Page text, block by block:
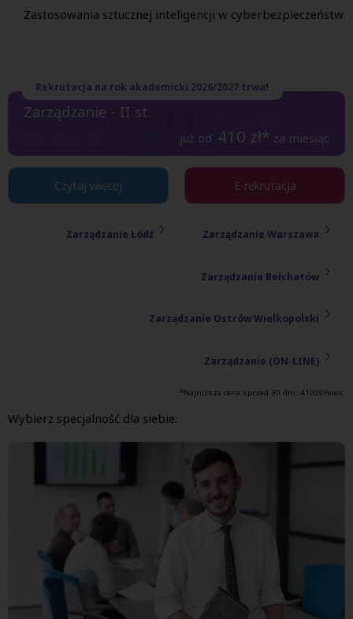
Zastosowania sztucznej inteligencji w cyberbezpieczeństwie
Zarządzanie - II st.
już od 410 zł* za miesiąc
Rekrutacja na rok akademicki 2026/2027 trwa!
Czytaj więcej E-rekrutacja
Zarządzanie Łódź Zarządzanie Warszawa
Zarządzanie Bełchatów
Zarządzanie Ostrów Wielkopolski
Zarządzanie (ON-LINE)
*Najniższa cena sprzed 30 dni: 410zł/mies.
Wybierz specjalność dla siebie: